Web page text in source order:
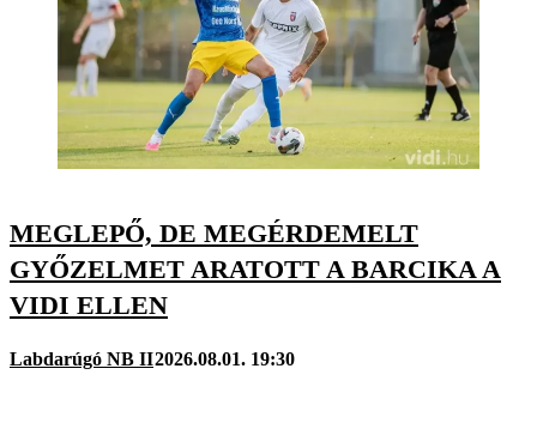
MEGLEPŐ, DE MEGÉRDEMELT
GYŐZELMET ARATOTT A BARCIKA A
VIDI ELLEN
Labdarúgó NB II2026.08.01. 19:30